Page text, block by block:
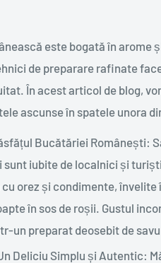
este bogată în arome
de preparare rafinate
În acest articol de blog,
ascunse în spatele unora
Bucătăriei Românești:
sunt iubite de localnici și
orez și condimente, învelite
în sos de roșii. Gustul
un preparat deosebit de
Deliciu Simplu și Autentic: